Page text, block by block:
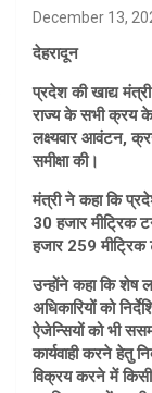
December 13,
देहरादून
प्रदेश की खाद्य
राज्य के सभी क्रय
लक्ष्यवार आवंटन,
समीक्षा की।
मंत्री ने कहा कि
30 हजार मीट्रिक
हजार 259 मीट्रिक
उन्होंने कहा कि शेष
अधिकारियों को
ऐजेन्सियों को भी
कार्यवाही करने हेतु
विक्रय करने में किसी